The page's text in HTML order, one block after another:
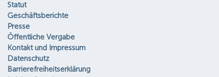
Statut
Geschäftsberichte
Presse
Öffentliche Vergabe
Kontakt und Impressum
Datenschutz
Barrierefreiheitserklärung